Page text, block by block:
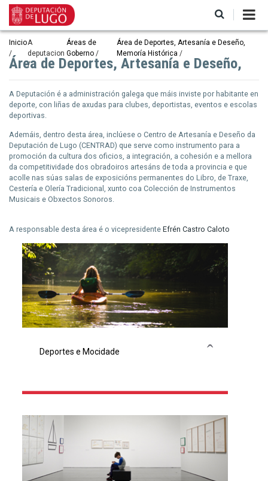
contido
principal
Miga
de
pan
InicioA
deputacion
Áreas de
Goberno
Área de Deportes, Artesanía e Deseño,
Memoría Histórica
Área de Deportes, Artesanía e Deseño,
A Deputación é a administración galega que máis inviste por habitante en
deporte, con liñas de axudas para clubes, deportistas, eventos e escolas
deportivas.
Ademáis, dentro desta área, inclúese o Centro de Artesanía e Deseño da
Deputación de Lugo (CENTRAD) que serve como instrumento para a
promoción da cultura dos oficios, a integración, a cohesión e a mellora
da competitividade dos obradoiros artesáns de toda a provincia e que
acolle nas súas salas de exposicións permanentes do Libro, de Traxe,
Cestería e Olería Tradicional, xunto coa Colección de Instrumentos
Musicais e Obxectos Sonoros.
A responsable desta área é o vicepresidente Efrén Castro Caloto
Deportes e Mocidade